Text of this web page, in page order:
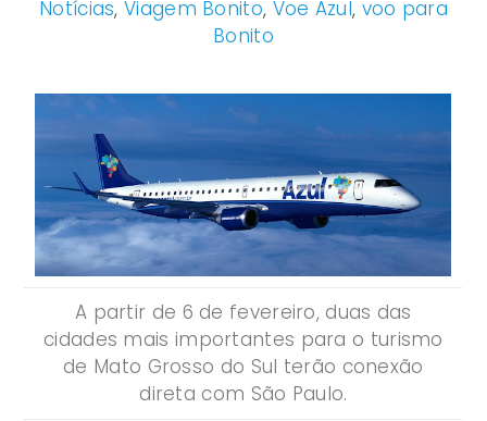
Notícias,Viagem Bonito, Voe Azul, voo para
Bonito
A partir de 6 de fevereiro, duas das
cidades mais importantes para o turismo
de Mato Grosso do Sul terão conexão
direta com São Paulo.